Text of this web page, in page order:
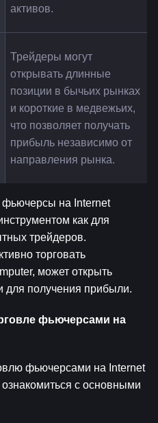
активов.
Трейдеры могут
открывать длинные
позиции в бычьих рынках
и короткие в медвежьих,
что позволяет получать
прибыль независимо от
направления рынка.
на Internet
как для
трейдеров.
торговать
может открыть
для получения прибыли.
фьючерсами на
фьючерсами на Internet
с основными